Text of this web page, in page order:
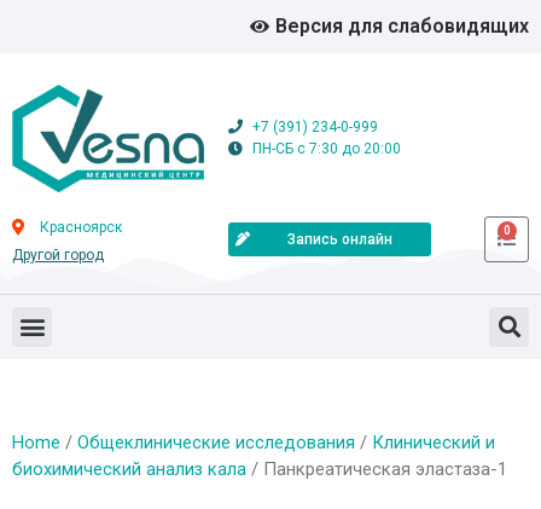
Версия для слабовидящих
+7 (391) 234-0-999
ПН-СБ с 7:30 до 20:00
Красноярск
Другой город
Запись онлайн
0
Home / Общеклинические исследования / Клинический и
биохимический анализ кала / Панкреатическая эластаза-1